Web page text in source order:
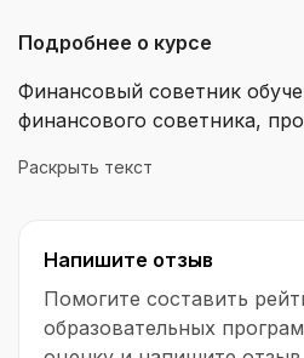
Подробнее о курсе
Финансовый советник
финансового советника,
профессиональное
находить клиентов с
их благосостояние
финансовых инструментов.
Раскрыть текст
Напишите отзыв
Помогите составить
образовательных